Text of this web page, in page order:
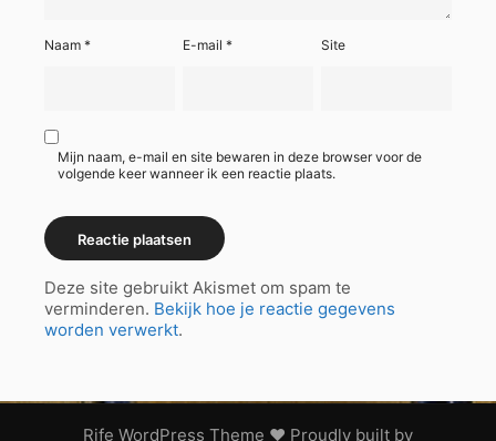
Naam * E-mail* Site
Mijn naam, e-mail en site bewaren in deze browser voor de
volgende keer wanneer ik een reactie plaats.
Deze site gebruikt Akismet om spam te
verminderen. Bekijk hoe je reactie gegevens
worden verwerkt.
Rife WordPress Theme ♥ Proudly built by